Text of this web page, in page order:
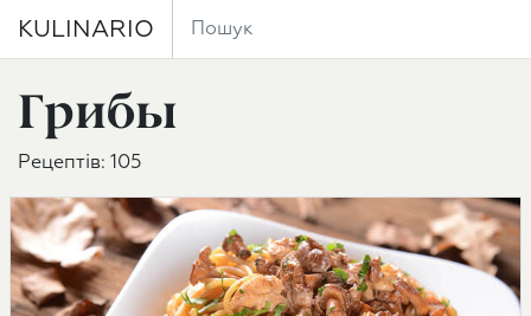
KULINARIO
Грибы
Рецептів: 105